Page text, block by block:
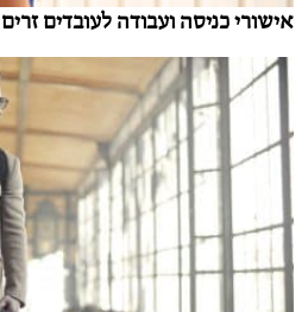
אישורי כניסה ועבודה לעובדים זרים